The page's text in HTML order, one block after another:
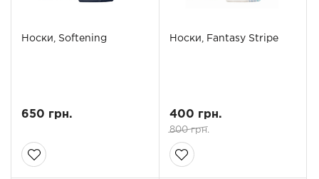
Носки, Softening
650 грн.
Носки, Fantasy Stripe
400 грн.
800 грн.